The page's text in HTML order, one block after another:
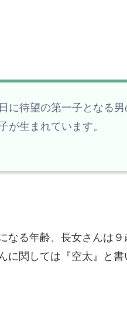
に待望の第一子となる
が生まれています。
なる年齢、長女さんは
に関しては『空太』と